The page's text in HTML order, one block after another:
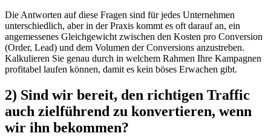
Die Antworten auf diese Fragen sind für jedes Unternehmen
unterschiedlich, aber in der Praxis kommt es oft darauf an, ein
angemessenes Gleichgewicht zwischen den Kosten pro Conversion
(Order, Lead) und dem Volumen der Conversions anzustreben.
Kalkulieren Sie genau durch in welchem Rahmen Ihre Kampagnen
profitabel laufen können, damit es kein böses Erwachen gibt.
2) Sind wir bereit, den richtigen Traffic
auch zielführend zu konvertieren, wenn
wir ihn bekommen?